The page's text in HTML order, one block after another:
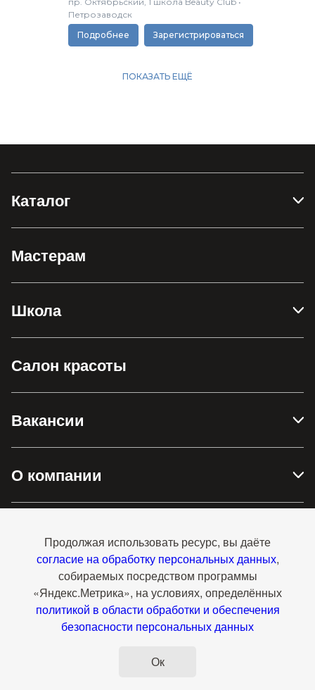
Каталог
Мастерам
Школа
Салон красоты
Вакансии
О компании
Контакты
Перейти на полную версию
Продолжая использовать ресурс, вы даёте
согласие на обработку персональных данных,
собираемых посредством программы
«Яндекс.Метрика», на условиях, определённых
политикой в области обработки и обеспечения
безопасности персональных данных
Ок